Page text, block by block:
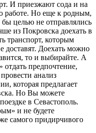
И приезжают сода и на
работе. Но еще к родным,
целью не отправлялись
из Покровска доехать в
транспорт, которым
доставят. Доехать можно
то и выбирайте. А
отдать предпочтение,
анализ
которая предлагает
Но Вы можете
в Севастополь.
и не будете
самого придирчивого